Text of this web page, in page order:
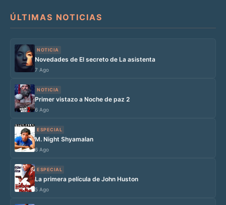
ÚLTIMAS NOTICIAS
NOTICIA
Novedades de El secreto de La asistenta
7 Ago
NOTICIA
Primer vistazo a Noche de paz 2
6 Ago
ESPECIAL
M. Night Shyamalan
6 Ago
ESPECIAL
La primera película de John Huston
5 Ago